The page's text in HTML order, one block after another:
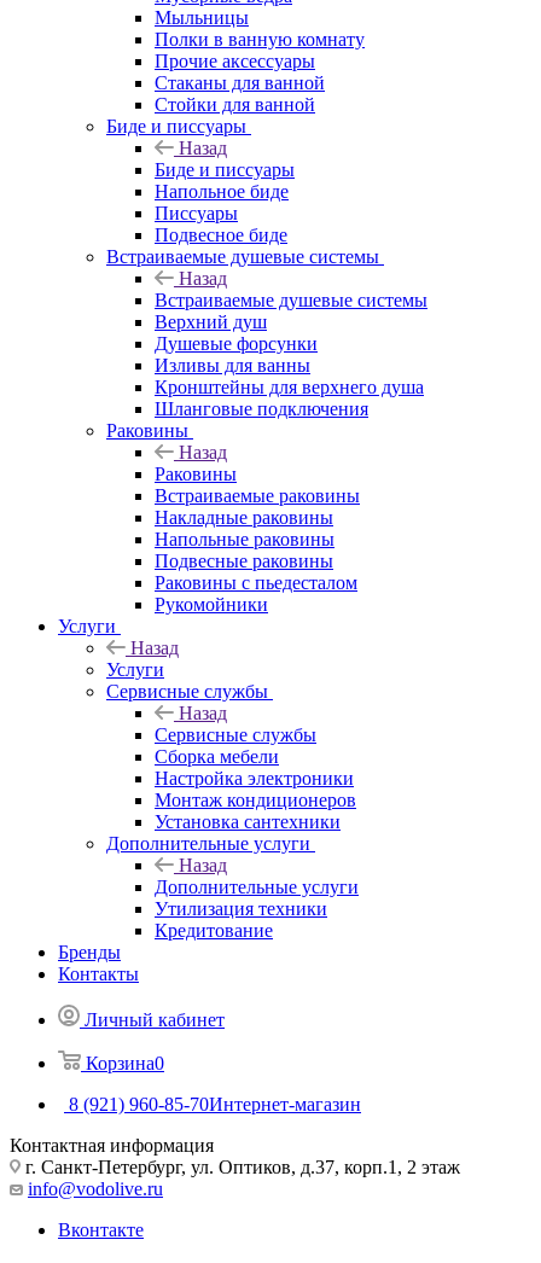
Мыльницы
Полки в ванную комнату
Прочие аксессуары
Стаканы для ванной
Стойки для ванной
Биде и писсуары
Назад
Биде и писсуары
Напольное биде
Писсуары
Подвесное биде
Встраиваемые душевые системы
Назад
Встраиваемые душевые системы
Верхний душ
Душевые форсунки
Изливы для ванны
Кронштейны для верхнего душа
Шланговые подключения
Раковины
Назад
Раковины
Встраиваемые раковины
Накладные раковины
Напольные раковины
Подвесные раковины
Раковины с пьедесталом
Рукомойники
Услуги
Назад
Услуги
Сервисные службы
Назад
Сервисные службы
Сборка мебели
Настройка электроники
Монтаж кондиционеров
Установка сантехники
Дополнительные услуги
Назад
Дополнительные услуги
Утилизация техники
Кредитование
Бренды
Контакты
Личный кабинет
Корзина0
8 (921) 960-85-70Интернет-магазин
Контактная информация
г. Санкт-Петербург, ул. Оптиков, д.37, корп.1, 2 этаж
info@vodolive.ru
Вконтакте